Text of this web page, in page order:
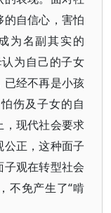
自信心，害怕
为名副其实的
为自己的子女
已经不再是小孩
伤及子女的自
现代社会要求
正，这种面子
观在转型社会
不免产生了“啃